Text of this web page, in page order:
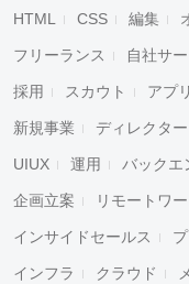
HTML CSS 編集
フリーランス 自社サ
採用 スカウト アプリ
新規事業 ディレクター
UIUX 運用 バックエ
企画立案 リモートワ
インサイドセールス
インフラ クラウド